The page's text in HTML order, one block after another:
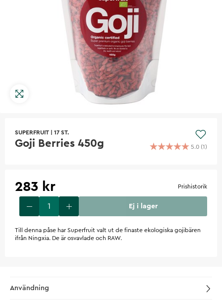
SUPERFRUIT 17 ST.
Goji Berries 450g 5.0 (1)
283 kr Prishistorik
Ej i lager
Till denna påse har Superfruit valt ut de finaste ekologiska gojibären
ifrån Ningxia. De är osvavlade och RAW.
Användning